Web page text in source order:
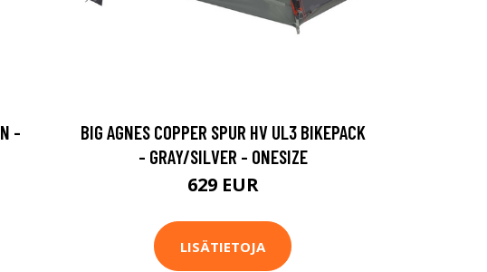
-
BIG AGNES COPPER SPUR HV UL3 BIKEPACK
- GRAY/SILVER - ONESIZE
629 EUR
LISÄTIETOJA